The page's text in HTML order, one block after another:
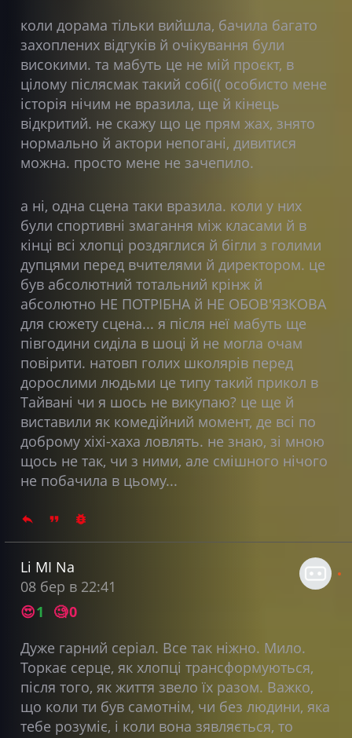
коли дорама тільки вийшла, бачила багато
захоплених відгуків й очікування були
високими. та мабуть це не мій проєкт, в
цілому післясмак такий собі(( особисто мене
історія нічим не вразила, ще й кінець
відкритий. не скажу що це прям жах, знято
нормально й актори непогані, дивитися
можна. просто мене не зачепило.
а ні, одна сцена таки вразила. коли у них
були спортивні змагання між класами й в
кінці всі хлопці роздяглися й бігли з голими
дупцями перед вчителями й директором. це
був абсолютний тотальний крінж й
абсолютно НЕ ПОТРІБНА й НЕ ОБОВ'ЯЗКОВА
для сюжету сцена... я після неї мабуть ще
півгодини сиділа в шоці й не могла очам
повірити. натовп голих школярів перед
дорослими людьми це типу такий прикол в
Тайвані чи я шось не викупаю? це ще й
виставили як комедійний момент, де всі по
доброму хіхі-хаха ловлять. не знаю, зі мною
щось не так, чи з ними, але смішного нічого
не побачила в цьому...
Li MI Na
08 бер в 22:41
😍1 🧐0
Дуже гарний серіал. Все так ніжно. Мило.
Торкає серце, як хлопці трансформуються,
після того, як життя звело їх разом. Важко,
що коли ти був самотнім, чи без людини, яка
тебе розуміє, і коли вона зявляється, то